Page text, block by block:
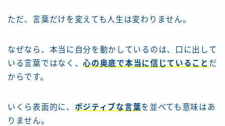
ただ、言葉だけを変えても人生は変わりません。
なぜなら、本当に自分を動かしているのは、口に出して
いる言葉ではなく、心の奥底で本当に信じていること だ
からです。
いくら表面的に、 ポジティブな言葉を並べても意味はあ
りません。